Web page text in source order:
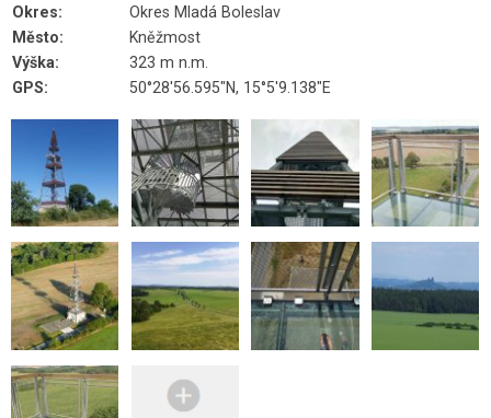
Okres:
Okres Mladá Boleslav
Město:
Kněžmost
Výška:
323 m n.m.
GPS:
50°28'56.595"N, 15°5'9.138"E